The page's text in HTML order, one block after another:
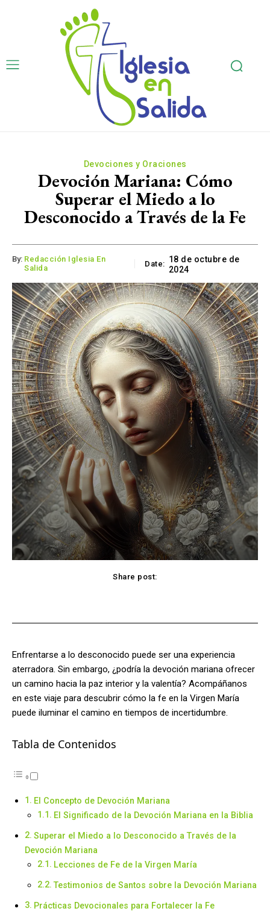
Devociones y Oraciones
Devoción Mariana: Cómo
Superar el Miedo a lo
Desconocido a Través de la Fe
By: Redacción Iglesia En
Salida
Date: 18 de octubre de
2024
Share post:
Enfrentarse a lo desconocido puede ser una experiencia
aterradora. Sin embargo, ¿podría la devoción mariana ofrecer
un camino hacia la paz interior y la valentía? Acompáñanos
en este viaje para descubrir cómo la fe en la Virgen María
puede iluminar el camino en tiempos de incertidumbre.
Tabla de Contenidos
El Concepto de Devoción Mariana
El Significado de la Devoción Mariana en la Biblia
Superar el Miedo a lo Desconocido a Través de la
Devoción Mariana
Lecciones de Fe de la Virgen María
Testimonios de Santos sobre la Devoción Mariana
Prácticas Devocionales para Fortalecer la Fe